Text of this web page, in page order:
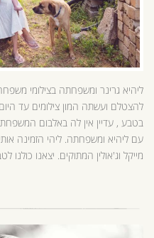
ליהיא גרינר ומשפחתה בצילומי
להצטלם ועשתה המון צילומים עד
בטבע , עדיין אין לה באלבום
עם ליהיא ומשפחתה. ליהי הזמינה
מייקל וג'אולין המתוקים. יצאנו